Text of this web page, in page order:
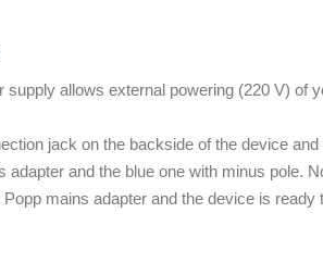
supply allows external powering (220 V) of
jack on the backside of the device
adapter and the blue one with minus pole.
mains adapter and the device is